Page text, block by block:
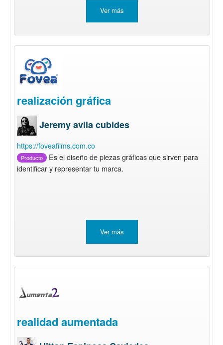
Ver más
realización gráfica
Jeremy avila cubides
https://foveafilms.com.co
Producto
Es el diseño de piezas gráficas que sirven para
identificar y representar tu marca.
Ver más
realidad aumentada